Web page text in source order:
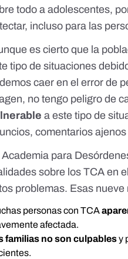
todo a adolescentes,
incluso para las
es cierto que la
tipo de situaciones
caer en el error de
no tengo peligro de
a este tipo de
comentarios
Academia para
sobre los TCA en
problemas. Esas
personas con TCA
afectada.
familias no son culpablesy